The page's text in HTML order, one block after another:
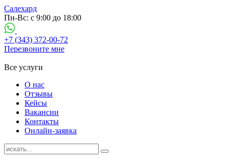
Салехард
Пн-Вс: с 9:00 до 18:00
+7 (343) 372-00-72
Перезвоните мне
Все услуги
О нас
Отзывы
Кейсы
Вакансии
Контакты
Онлайн-заявка